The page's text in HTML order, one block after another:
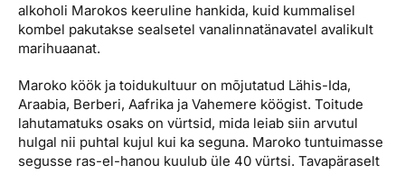
alkoholi Marokos keeruline hankida, kuid kummalisel
kombel pakutakse sealsetel vanalinnatänavatel avalikult
marihuaanat.
Maroko köök ja toidukultuur on mõjutatud Lähis-Ida,
Araabia, Berberi, Aafrika ja Vahemere köögist. Toitude
lahutamatuks osaks on vürtsid, mida leiab siin arvutul
hulgal nii puhtal kujul kui ka seguna. Maroko tuntuimasse
segusse ras-el-hanou kuulub üle 40 vürtsi. Tavapäraselt